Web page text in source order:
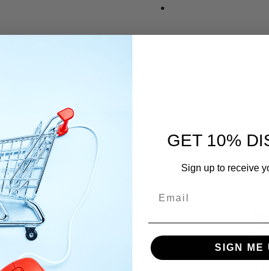
Simon
GET 10%
Sign up to receive
SIGN ME